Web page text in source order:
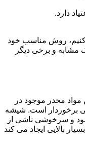
دارد.
کنیم، روش مناسب خود
مشابه و برخی دیگر
مخدر موجود در
برخوردار است. شیشه
و سرخوشی ناشی از
بالایی ایجاد می کند